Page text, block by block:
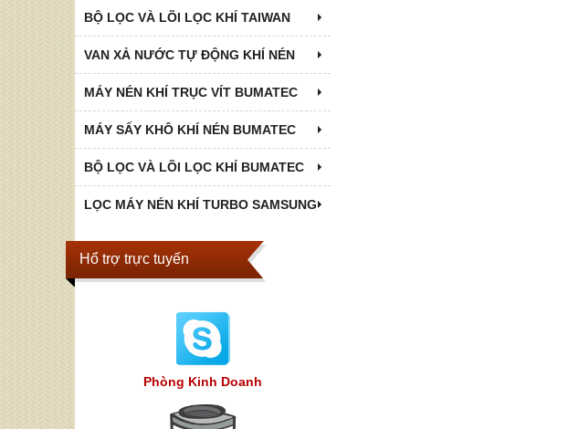
BỘ LỌC VÀ LÕI LỌC KHÍ TAIWAN
VAN XẢ NƯỚC TỰ ĐỘNG KHÍ NÉN
MÁY NÉN KHÍ TRỤC VÍT BUMATEC
MÁY SẤY KHÔ KHÍ NÉN BUMATEC
BỘ LỌC VÀ LÕI LỌC KHÍ BUMATEC
LỌC MÁY NÉN KHÍ TURBO SAMSUNG
Hổ trợ trực tuyến
Phòng Kinh Doanh